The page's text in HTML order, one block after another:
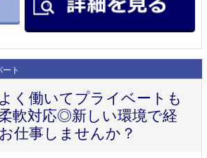
ート
く働いてプライベートも
軟対応◎新しい環境で経
仕事しませんか？